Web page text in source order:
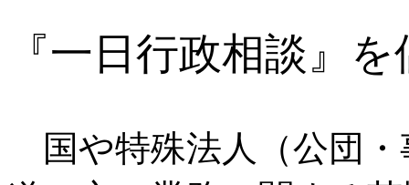
『一日行政相談』
国や特殊法人（公団・